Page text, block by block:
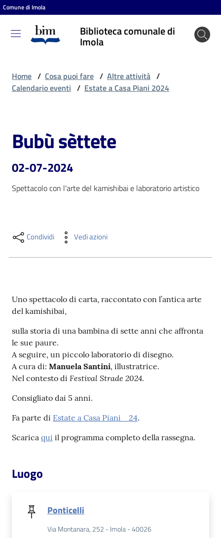
Vai al contenuto
Vai alla navigazione
Vai al footer
Comune di Imola
Biblioteca comunale di
Imola
Biblioteca
comunale
Cosa
puoi
fare
contenuti
Casa
Piani
Archivio
storico
Decentrate
Patto
per
lettura
Home / Cosa puoi fare / Altre attività /
Calendario eventi / Estate a Casa Piani 2024
Salta al contenuto
Bubù sèttete
02-07-2024
Spettacolo con l'arte del kamishibai e laboratorio artistico
Condividi Vedi azioni
Uno spettacolo di carta, raccontato con l’antica arte
del kamishibai,
sulla storia di una bambina di sette anni che affronta
le sue paure.
A seguire, un piccolo laboratorio di disegno.
A cura di: Manuela Santini, illustratrice.
Nel contesto di Festival Strade 2024.
Consigliato dai 5 anni.
Fa parte di Estate a Casa Piani _24.
Scarica qui il programma completo della rassegna.
Luogo
Ponticelli
Via Montanara, 252 - Imola - 40026